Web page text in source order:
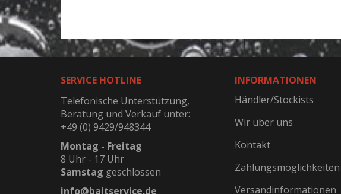
SERVICE HOTLINE
Telefonische Unterstützung,
Beratung und Verkauf unter:
+49 (0) 9429/948344
Montag - Freitag
8 Uhr - 17 Uhr
Samstag geschlossen
info@baitservice.de
INFORMATIONEN
Händler/Stockists
Wir über uns
Kontakt
Zahlungsmöglichkeiten
Versandinformationen